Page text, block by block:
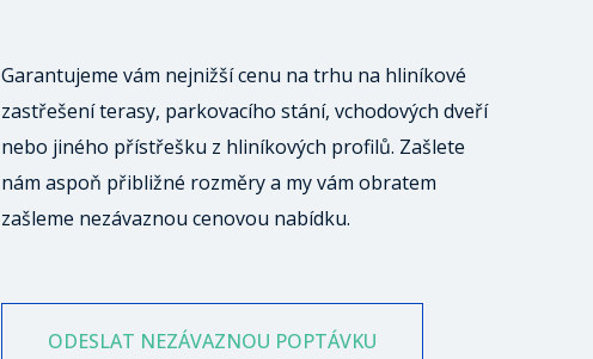
Garantujeme vám nejnižší cenu na trhu na hliníkové
zastřešení terasy, parkovacího stání, vchodových dveří
nebo jiného přístřešku z hliníkových profilů. Zašlete
nám aspoň přibližné rozměry a my vám obratem
zašleme nezávaznou cenovou nabídku.
ODESLAT NEZÁVAZNOU POPTÁVKU